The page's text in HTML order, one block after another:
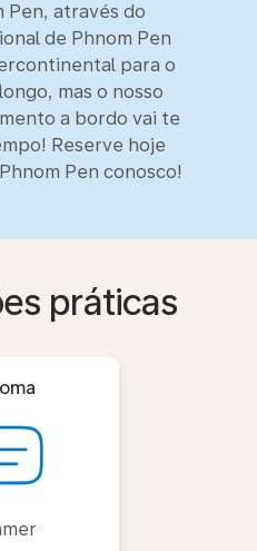
Pen, através do
de Phnom Pen
para o
mas o nosso
a bordo vai te
Reserve hoje
Pen conosco!
práticas